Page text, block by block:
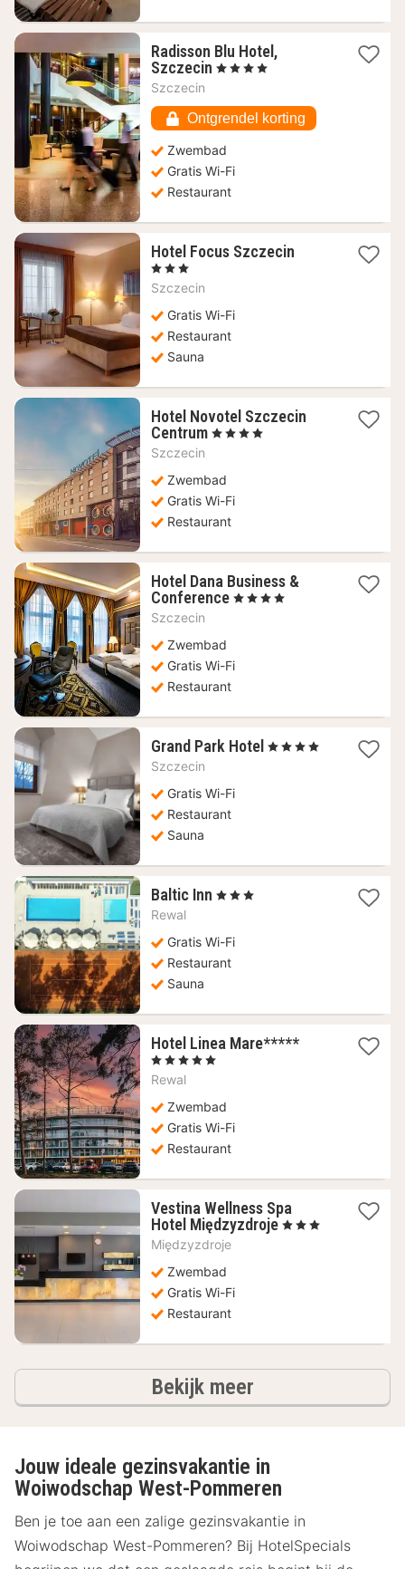
Radisson Blu Hotel,
Szczecin 1
74,31
€
, 4 Sterren
Szczecin
Ontgrendel korting
Zwembad
Gratis Wi-Fi
Restaurant
Hotel Focus Szczecin1
, 3 Sterren
Szczecin
Gratis Wi-Fi
Restaurant
Sauna
Hotel Novotel Szczecin
Centrum 1
68,40
€
, 4 Sterren
Szczecin
Zwembad
Gratis Wi-Fi
Restaurant
Hotel Dana Business &
Conference 1
€
, 4 Sterren
Szczecin
Zwembad
Gratis Wi-Fi
Restaurant
Grand Park Hotel 1
, 4 Sterren
Szczecin
Gratis Wi-Fi
Restaurant
Sauna
Baltic Inn 1
125,62
€
, 3 Sterren
Rewal
Gratis Wi-Fi
Restaurant
Sauna
Hotel Linea Mare*****1
, 5 Sterren
Rewal
Zwembad
Gratis Wi-Fi
Restaurant
Vestina Wellness Spa
Hotel Międzyzdroje 1
, 3 Sterren
Międzyzdroje
Zwembad
Gratis Wi-Fi
Restaurant
Bekijk meerhotels
Jouw ideale gezinsvakantie in
Woiwodschap West-Pommeren
Ben je toe aan een zalige gezinsvakantie in
Woiwodschap West-Pommeren? Bij HotelSpecials